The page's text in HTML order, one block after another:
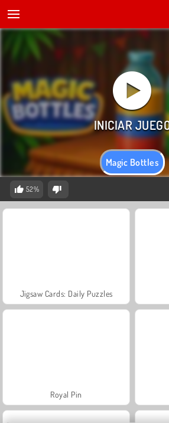
Magic Bottles
52%
Jigsaw Cards: Daily Puzzles
Royal Pin